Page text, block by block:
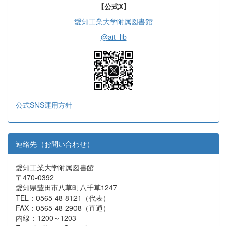
【公式X】
愛知工業大学附属図書館
@ait_lib
公式SNS運用方針
連絡先（お問い合わせ）
愛知工業大学附属図書館
〒470-0392
愛知県豊田市八草町八千草1247
TEL：0565-48-8121（代表）
FAX：0565-48-2908（直通）
内線：1200～1203